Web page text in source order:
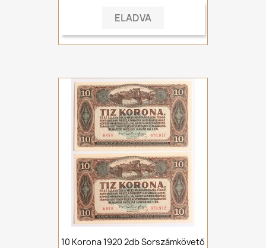
ELADVA
10 Korona 1920 2db Sorszámkövető